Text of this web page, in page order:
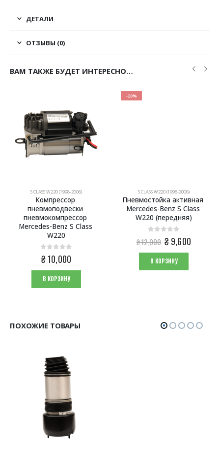
ДЕТАЛИ
ОТЗЫВЫ (0)
ВАМ ТАКЖЕ БУДЕТ ИНТЕРЕСНО…
S CLASS W220 (1998-2006)
Компрессор
пневмоподвески
пневмокомпрессор
Mercedes-Benz S Class
W220
₴10,000
В КОРЗИНУ
-20%
S CLASS W220 (1998-2006)
Пневмостойка активная
Mercedes-Benz S Class
W220 (передняя)
₴12,000
цена
составляла
₴ 12,000.
₴9,600Текущая
В КОРЗИНУ
ПОХОЖИЕ ТОВАРЫ